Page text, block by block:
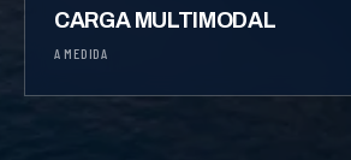
CARGA MULTIMODAL
A MEDIDA